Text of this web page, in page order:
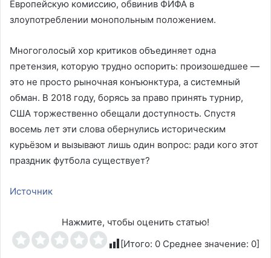
Европейскую комиссию, обвинив ФИФА в
злоупотреблении монопольным положением.
Многоголосый хор критиков объединяет одна
претензия, которую трудно оспорить: произошедшее —
это не просто рыночная конъюнктура, а системный
обман. В 2018 году, борясь за право принять турнир,
США торжественно обещали доступность. Спустя
восемь лет эти слова обернулись историческим
курьёзом и вызывают лишь один вопрос: ради кого этот
праздник футбола существует?
Источник
Нажмите, чтобы оценить статью!
[Итого: 0 Среднее значение: 0]